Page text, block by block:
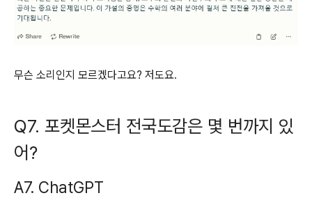
무슨 소리인지 모르겠다고요? 저도요.
Q7. 포켓몬스터 전국도감은 몇 번까지 있
어?
A7. ChatGPT